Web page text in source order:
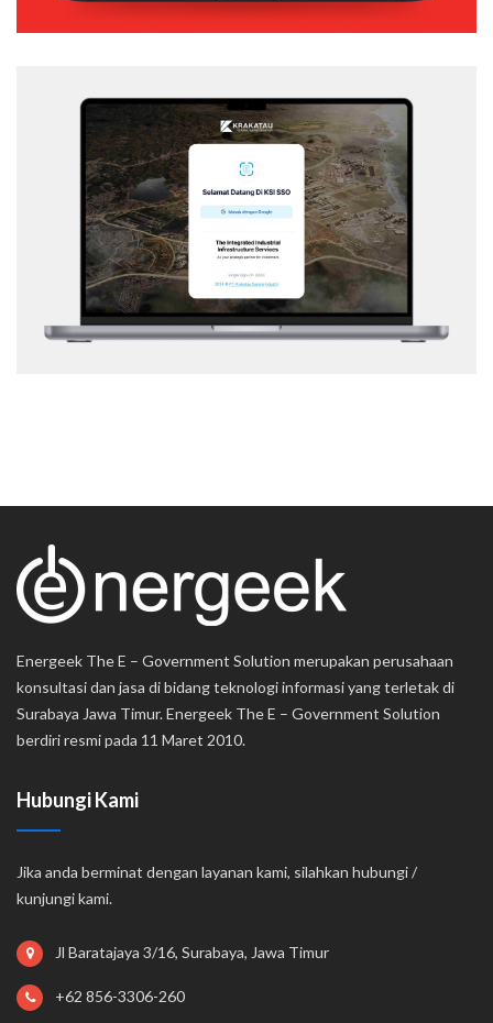
KSI – SSO
Web Application
Energeek The E – Government Solution merupakan perusahaan
konsultasi dan jasa di bidang teknologi informasi yang terletak di
Surabaya Jawa Timur. Energeek The E – Government Solution
berdiri resmi pada 11 Maret 2010.
Hubungi Kami
Jika anda berminat dengan layanan kami, silahkan hubungi /
kunjungi kami.
Jl Baratajaya 3/16, Surabaya, Jawa Timur
+62 856-3306-260